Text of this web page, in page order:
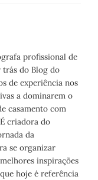
profissional de
trás do Blog do
de experiência nos
a dominarem o
casamento com
criadora do
da
se organizar
inspirações
hoje é referência